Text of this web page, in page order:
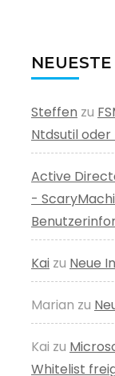
Steffen zu
Ntdsutil oder
Active
-
Kai zu Neue
Marian zu
Kai zu
Whitelist